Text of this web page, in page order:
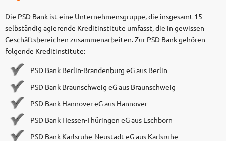
Die PSD Bank ist eine Unternehmensgruppe, die insgesamt 15
selbständig agierende Kreditinstitute umfasst, die in gewissen
Geschäftsbereichen zusammenarbeiten. Zur PSD Bank gehören
folgende Kreditinstitute:
PSD Bank Berlin-Brandenburg eG aus Berlin
PSD Bank Braunschweig eG aus Braunschweig
PSD Bank Hannover eG aus Hannover
PSD Bank Hessen-Thüringen eG aus Eschborn
PSD Bank Karlsruhe-Neustadt eG aus Karlsruhe